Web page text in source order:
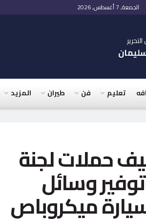
الجمعة, 7 أغسطس, 2026
تعليم فن طيران المزيد
حملات لجنة
وسائل
للمواطنين .. وضبط 35 سيارة ميكروباص